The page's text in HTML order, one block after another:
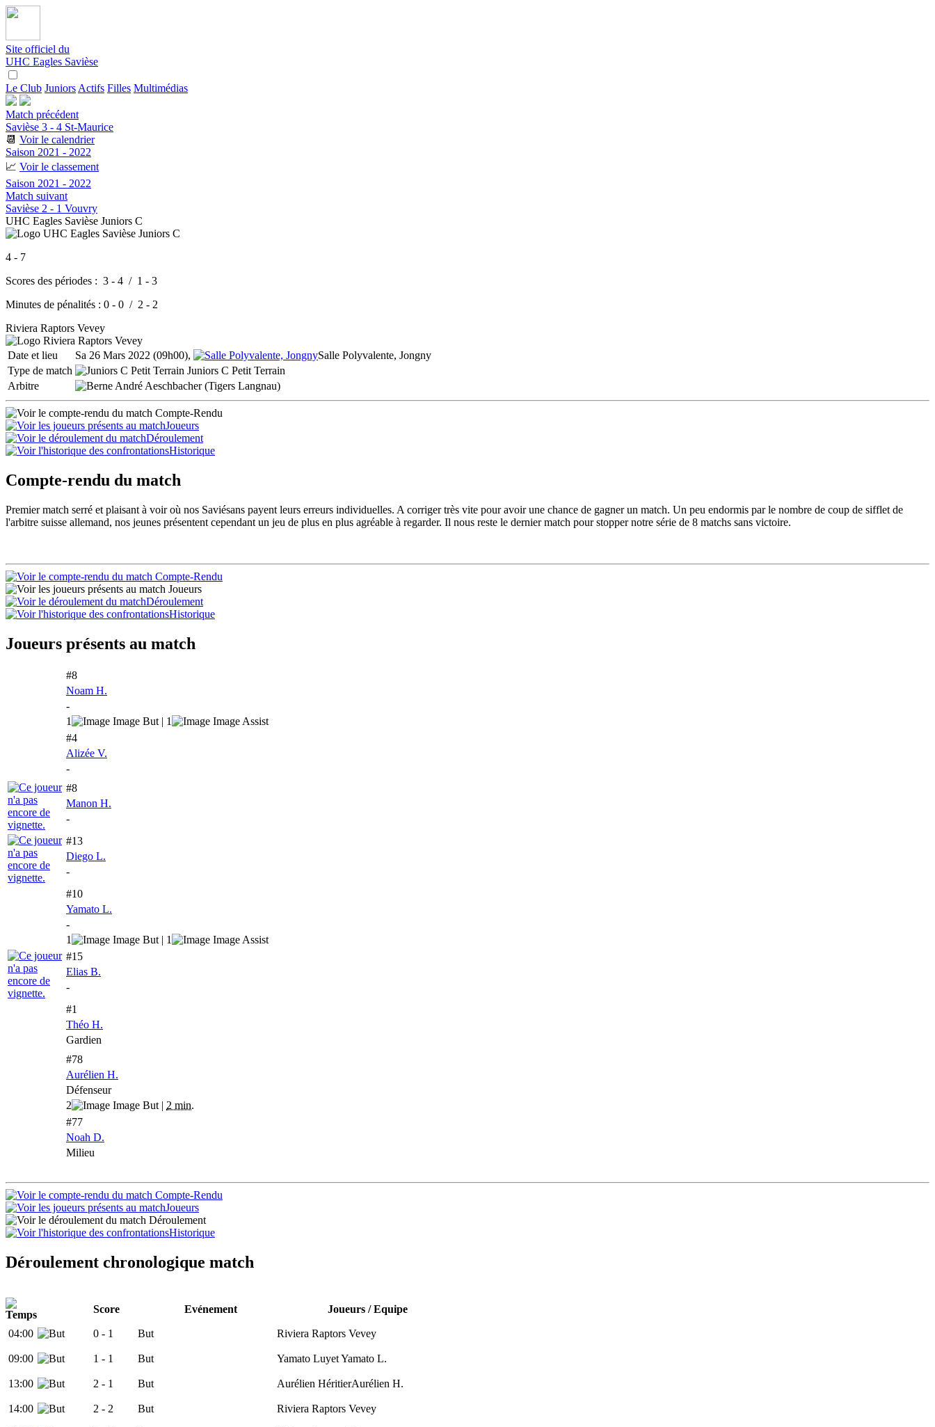
Site officiel du
UHC Eagles Savièse
Le Club Juniors Actifs Filles Multimédias
Match précédent
Savièse 3 - 4 St-Maurice
📆 Voir le calendrier
Saison 2021 - 2022
📈 Voir le classement
Saison 2021 - 2022
Match suivant
Savièse 2 - 1 Vouvry
UHC Eagles Savièse Juniors C
4 - 7
Scores des périodes : 3 - 4 / 1 - 3
Minutes de pénalités : 0 - 0 / 2 - 2
Riviera Raptors Vevey
Date et lieu Sa 26 Mars 2022 (09h00),
Salle Polyvalente, Jongny
Type de match
Juniors C Petit Terrain
Arbitre
André Aeschbacher (Tigers Langnau)
Compte-Rendu
Joueurs
Déroulement
Historique
Compte-rendu du match
Premier match serré et plaisant à voir où nos Saviésans payent leurs erreurs individuelles. A corriger très vite pour avoir une chance de gagner un match. Un peu endormis par le nombre de coup de sifflet de
l'arbitre suisse allemand, nos jeunes présentent cependant un jeu de plus en plus agréable à regarder. Il nous reste le dernier match pour stopper notre série de 8 matchs sans victoire.
Compte-Rendu
Joueurs
Déroulement
Historique
Joueurs présents au match
#8
Noam H.
-
1
| 1
#4
Alizée V.
-
#8
Manon H.
-
#13
Diego L.
-
#10
Yamato L.
-
1
| 1
#15
Elias B.
-
#1
Théo H.
Gardien
#78
Aurélien H.
Défenseur
2
| 2 min.
#77
Noah D.
Milieu
Compte-Rendu
Joueurs
Déroulement
Historique
Déroulement chronologique match
Score Evénement Joueurs / Equipe
04:00 0 - 1 But Riviera Raptors Vevey
09:00 1 - 1 But Yamato LuyetYamato L.
13:00 2- 1 But Aurélien HéritierAurélien H.
14:00 2 - 2 But Riviera Raptors Vevey